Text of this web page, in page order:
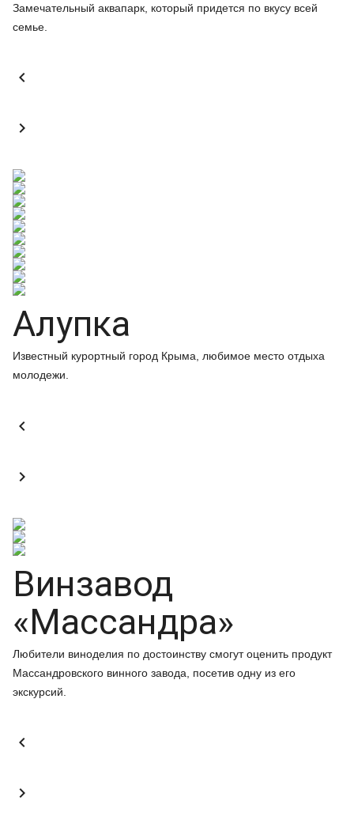
Замечательный аквапарк, который придется по вкусу всей
семье.


Алупка
Известный курортный город Крыма, любимое место отдыха
молодежи.


Винзавод
«Массандра»
Любители виноделия по достоинству смогут оценить продукт
Массандровского винного завода, посетив одну из его
экскурсий.

